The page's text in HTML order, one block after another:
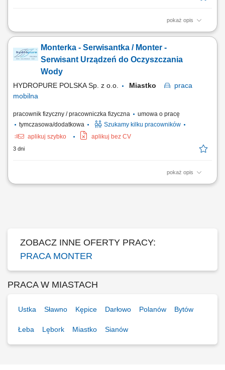
pokaż opis
Zadania w pracy: Instalacje systemów filtracji wody, Bieżąca obsługa
Monterka - Serwisantka / Monter -
Serwisant Urządzeń do Oczyszczania
Wody
HYDROPURE POLSKA Sp. z o.o. Miastko
praca
mobilna
pracownik fizyczny / pracowniczka fizyczna
umowa o pracę
tymczasowa/dodatkowa
Szukamy kilku pracowników
aplikuj szybko
aplikuj bez CV
3 dni
pokaż opis
Zadania w pracy: Instalacje systemów filtracji wody, Bieżąca obsługa
ZOBACZ INNE OFERTY PRACY:
PRACA MONTER
PRACA W MIASTACH
Ustka Sławno Kępice Darłowo Polanów Bytów
Łeba Lębork Miastko Sianów